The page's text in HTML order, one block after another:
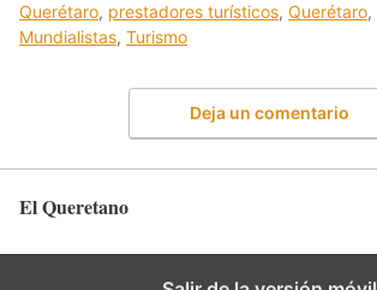
Querétaro, prestadores turísticos, Querétaro,
Mundialistas, Turismo
Deja un comentario
El Queretano